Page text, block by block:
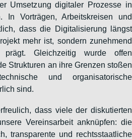
Umsetzung digitaler Prozesse in
In Vorträgen, Arbeitskreisen und
dass die Digitalisierung längst
mehr ist, sondern zunehmend
Gleichzeitig wurde offen
Strukturen an ihre Grenzen stoßen
und organisatorische
sind.
dass viele der diskutierten
Vereinsarbeit anknüpfen: die
transparente und rechtsstaatliche